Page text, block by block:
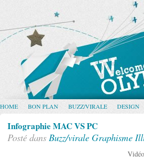
HOME BON PLAN BUZZ/VIRALE DESIGN
Infographie MAC VS PC
Posté dans Buzz/virale Graphisme